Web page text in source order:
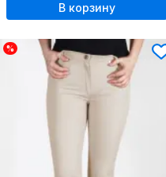
В корзину
%